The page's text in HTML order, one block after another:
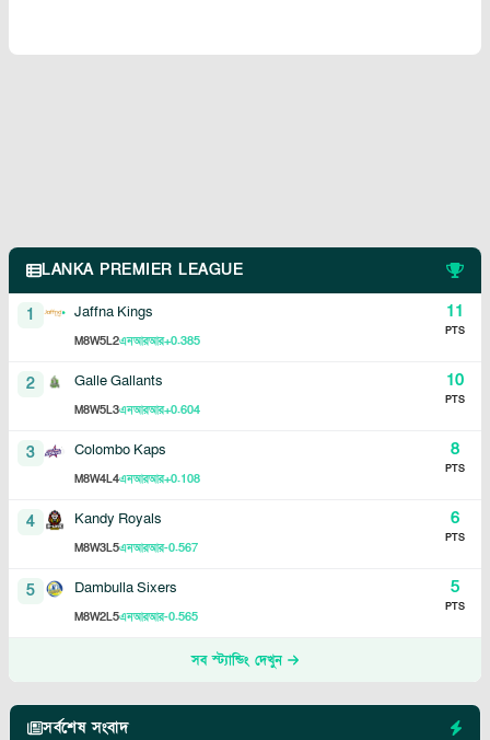
LANKA PREMIER LEAGUE
1 Jaffna Kings
M8W5L2এনআরআর+0.385
11
PTS
2 Galle Gallants
M8W5L3এনআরআর+0.604
10
PTS
3 Colombo Kaps
M8W4L4এনআরআর+0.108
8
PTS
4 Kandy Royals
M8W3L5এনআরআর-0.567
6
PTS
5 Dambulla Sixers
M8W2L5এনআরআর-0.565
5
PTS
সব স্ট্যান্ডিং দেখুন
সর্বশেষ সংবাদ